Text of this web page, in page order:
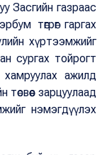
Засгийн газраас
төгрөг гаргах
хүртээмжийг
сургах тойрогт
ажилд
зарцуулаад
нэмэгдүүлэх